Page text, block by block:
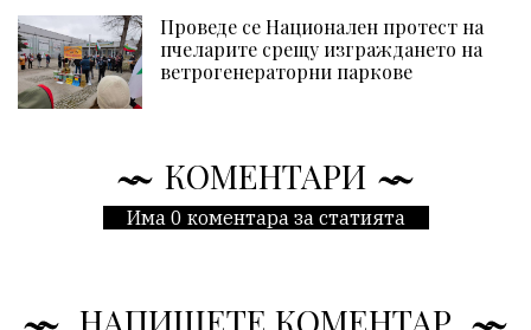
Проведе се Национален протест на
пчеларите срещу изграждането на
ветрогенераторни паркове
КОМЕНТАРИ
Има 0 коментара за статията
НАПИШЕТЕ КОМЕНТАР